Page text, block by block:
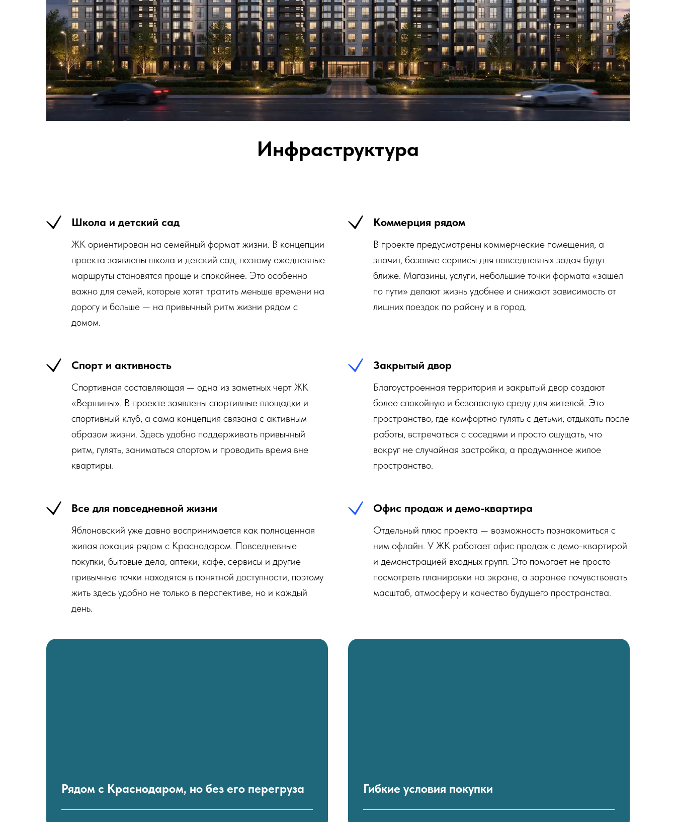
Инфраструктура
Школа и детский сад
ЖК ориентирован на семейный формат жизни. В концепции
проекта заявлены школа и детский сад, поэтому ежедневные
маршруты становятся проще и спокойнее. Это особенно
важно для семей, которые хотят тратить меньше времени на
дорогу и больше — на привычный ритм жизни рядом с
домом.
Коммерция рядом
В проекте предусмотрены коммерческие помещения, а
значит, базовые сервисы для повседневных задач будут
ближе. Магазины, услуги, небольшие точки формата «зашел
по пути» делают жизнь удобнее и снижают зависимость от
лишних поездок по району и в город.
Спорт и активность
Спортивная составляющая — одна из заметных черт ЖК
«Вершины». В проекте заявлены спортивные площадки и
спортивный клуб, а сама концепция связана с активным
образом жизни. Здесь удобно поддерживать привычный
ритм, гулять, заниматься спортом и проводить время вне
квартиры.
Закрытый двор
Благоустроенная территория и закрытый двор создают
более спокойную и безопасную среду для жителей. Это
пространство, где комфортно гулять с детьми, отдыхать после
работы, встречаться с соседями и просто ощущать, что
вокруг не случайная застройка, а продуманное жилое
пространство.
Все для повседневной жизни
Яблоновский уже давно воспринимается как полноценная
жилая локация рядом с Краснодаром. Повседневные
покупки, бытовые дела, аптеки, кафе, сервисы и другие
привычные точки находятся в понятной доступности, поэтому
жить здесь удобно не только в перспективе, но и каждый
день.
Офис продаж и демо-квартира
Отдельный плюс проекта — возможность познакомиться с
ним офлайн. У ЖК работает офис продаж с демо-квартирой
и демонстрацией входных групп. Это помогает не просто
посмотреть планировки на экране, а заранее почувствовать
масштаб, атмосферу и качество будущего пространства.
Рядом с Краснодаром, но без его перегруза Гибкие условия покупки